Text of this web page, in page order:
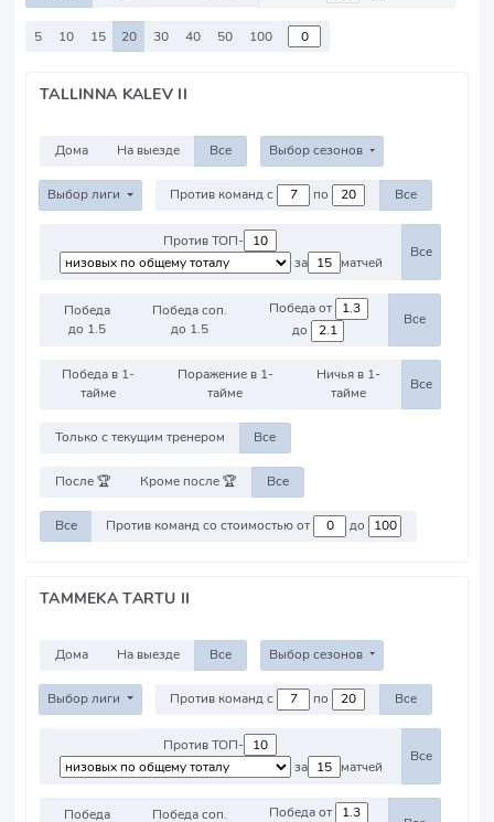
5 10 15 20 30 40 50 100
TALLINNA KALEV II
Дома На выезде Все Выбор сезонов
Выбор лиги Против команд с по Все
Против ТОП-
за
матчей
Все
Победа
до 1.5
Победа соп.
до 1.5
Победа от
до
Все
Победа в 1-
тайме
Поражение в 1-
тайме
Ничья в 1-
тайме
Все
Только с текущим тренером Все
После 🏆 Кроме после 🏆 Все
Все Против команд со стоимостью от до
TAMMEKA TARTU II
Дома На выезде Все Выбор сезонов
Выбор лиги Против команд с по Все
Против ТОП-
за
матчей
Все
Победа
Победа соп.
Победа от